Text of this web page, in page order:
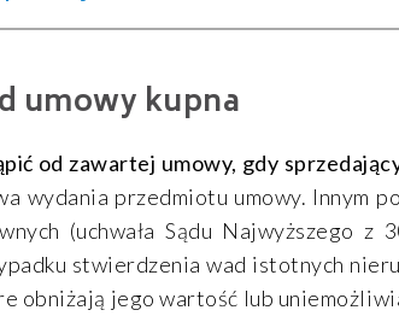
umowy kupna
od zawartej umowy, gdy
wydania przedmiotu umowy. Innym
(uchwała Sądu Najwyższego
stwierdzenia wad istotnych
obniżają jego wartość lub